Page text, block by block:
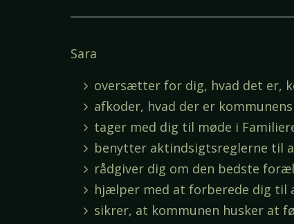
Sara
oversætter for dig, hvad det er,
afkoder, hvad der er
tager med dig til møde i
benytter aktindsigtsreglerne til
rådgiver dig om den bedste
hjælper med at forberede dig til
sikrer, at kommunen husker at